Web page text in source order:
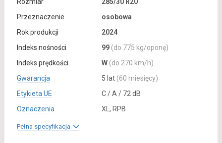
Przeznaczenie
osobowa
Rok produkcji
2024
Indeks nośności
99 (do 775 kg/oponę)
Indeks prędkości
W (do 270 km/h)
Gwarancja
5 lat (60 miesięcy)
Etykieta UE
C / A / 72 dB
Oznaczenia
XL, RPB
Pełna specyfikacja